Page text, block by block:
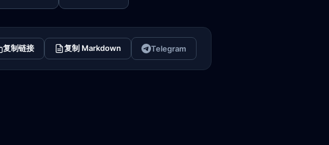
复制链接 复制 Markdown Telegram